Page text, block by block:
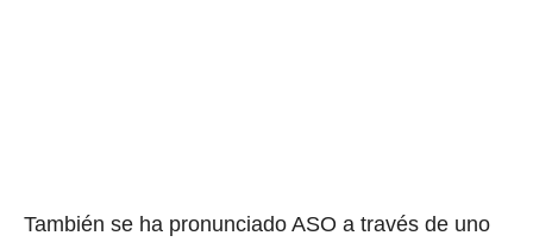
También se ha pronunciado ASO a través de uno